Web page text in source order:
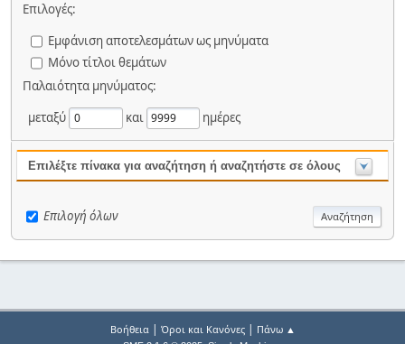
Επιλογές:
Εμφάνιση αποτελεσμάτων ως μηνύματα
Μόνο τίτλοι θεμάτων
Παλαιότητα μηνύματος:
μεταξύ
και ημέρες
Επιλέξτε πίνακα για αναζήτηση ή αναζητήστε σε όλους
Επιλογή όλων
Βοήθεια| Όροι και Κανόνες| Πάνω ▲